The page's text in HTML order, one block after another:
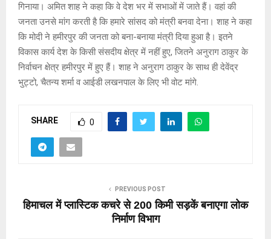
गिनाया। अमित शाह ने कहा कि वे देश भर में सभाओं में जाते हैं। वहां की
जनता उनसे मांग करती है कि हमारे सांसद को मंत्री बनवा देना। शाह ने कहा
कि मोदी ने हमीरपुर की जनता को बना-बनाया मंत्री दिया हुआ है। इतने
विकास कार्य देश के किसी संसदीय क्षेत्र में नहीं हुए, जितने अनुराग ठाकुर के
निर्वाचन क्षेत्र हमीरपुर में हुए हैं। शाह ने अनुराग ठाकुर के साथ ही देवेंद्र
भुट्टो, चैतन्य शर्मा व आईडी लखनपाल के लिए भी वोट मांगे.
SHARE 0
PREVIOUS POST
हिमाचल में प्लास्टिक कचरे से 200 किमी सड़कें बनाएगा लोक
निर्माण विभाग